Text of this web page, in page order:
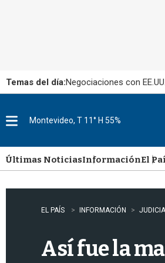
Temas del día:Negociaciones con EE.UU.
u
Montevideo, T 11° H 55%
Últimas NoticiasInformaciónEl
EL PAÍS INFORMACIÓN
Así fue la